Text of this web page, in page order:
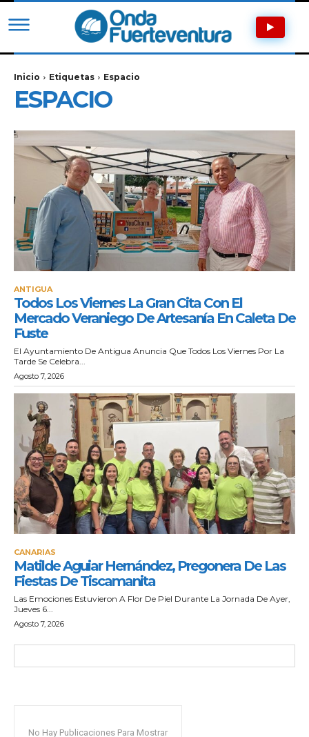
Inicio Etiquetas Espacio
ESPACIO
ANTIGUA
Todos Los Viernes La Gran Cita Con El
Mercado Veraniego De Artesanía En Caleta De
Fuste
El Ayuntamiento De Antigua Anuncia Que Todos Los Viernes Por La
Tarde Se Celebra...
Agosto 7, 2026
CANARIAS
Matilde Aguiar Hernández, Pregonera De Las
Fiestas De Tiscamanita
Las Emociones Estuvieron A Flor De Piel Durante La Jornada De Ayer,
Jueves 6...
Agosto 7, 2026
No Hay Publicaciones Para Mostrar